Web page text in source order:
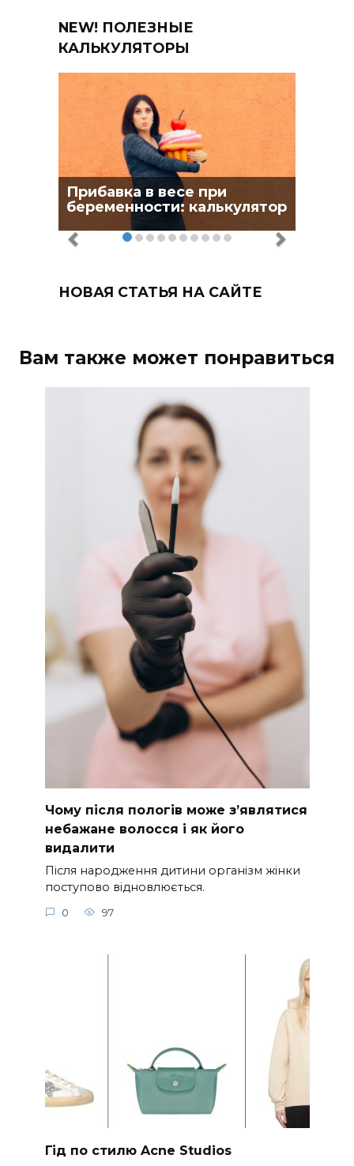
NEW! ПОЛЕЗНЫЕ
КАЛЬКУЛЯТОРЫ
Прибавка в весе при
беременности: калькулятор
НОВАЯ СТАТЬЯ НА САЙТЕ
Вам также может понравиться
Чому після пологів може з’являтися
небажане волосся і як його
видалити
Після народження дитини організм жінки
поступово відновлюється.
0 97
Гід по стилю Acne Studios